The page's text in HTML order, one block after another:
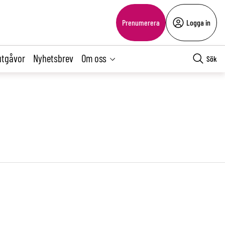
Prenumerera Logga in
Nyhetsbrev Om oss Sök